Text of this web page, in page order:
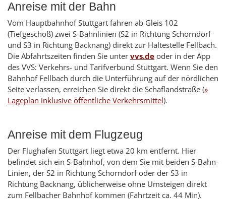
Anreise mit der Bahn
Vom Hauptbahnhof Stuttgart fahren ab Gleis 102
(Tiefgeschoß) zwei S-Bahnlinien (S2 in Richtung Schorndorf
und S3 in Richtung Backnang) direkt zur Haltestelle Fellbach.
Die Abfahrtszeiten finden Sie unter vvs.de oder in der App
des VVS: Verkehrs- und Tarifverbund Stuttgart. Wenn Sie den
Bahnhof Fellbach durch die Unterführung auf der nördlichen
Seite verlassen, erreichen Sie direkt die Schaflandstraße (»
Lageplan inklusive öffentliche Verkehrsmittel).
Anreise mit dem Flugzeug
Der Flughafen Stuttgart liegt etwa 20 km entfernt. Hier
befindet sich ein S-Bahnhof, von dem Sie mit beiden S-Bahn-
Linien, der S2 in Richtung Schorndorf oder der S3 in
Richtung Backnang, üblicherweise ohne Umsteigen direkt
zum Fellbacher Bahnhof kommen (Fahrtzeit ca. 44 Min).